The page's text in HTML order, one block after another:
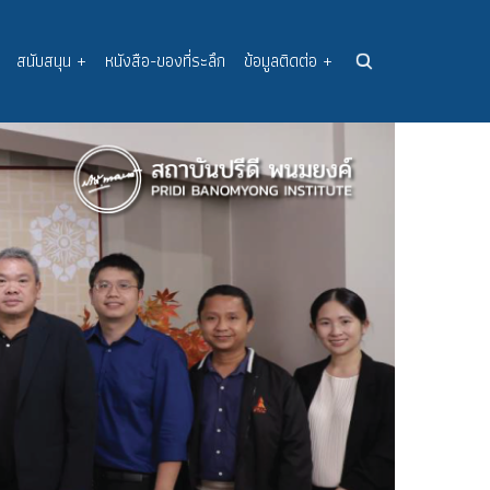
สนับสนุน + หนังสือ-ของที่ระลึก ข้อมูลติดต่อ +